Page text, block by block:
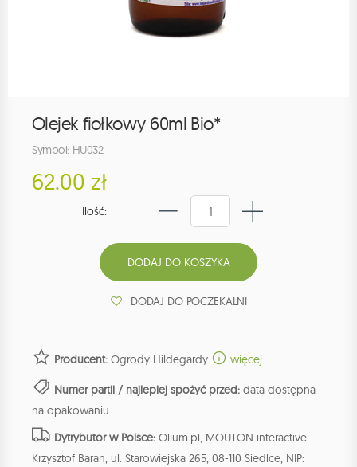
Olejek fiołkowy 60ml Bio*
Symbol: HU032
62.00 zł
Ilość:
DODAJ DO POCZEKALNI
Producent: Ogrody Hildegardy więcej
Numer partii / najlepiej spożyć przed: data dostępna
na opakowaniu
Dytrybutor w Polsce: Olium.pl, MOUTON interactive
Krzysztof Baran, ul. Starowiejska 265, 08-110 Siedlce, NIP: